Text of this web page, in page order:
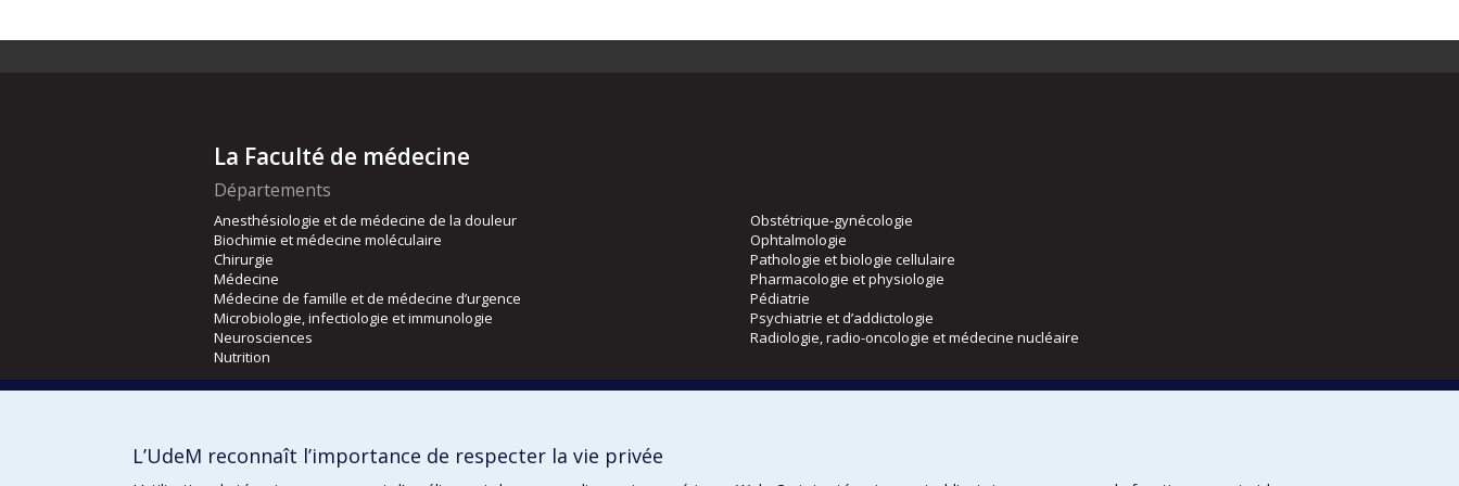
La Faculté de médecine
Départements
Anesthésiologie et de médecine de la douleur
Biochimie et médecine moléculaire
Chirurgie
Médecine
Médecine de famille et de médecine d’urgence
Microbiologie, infectiologie et immunologie
Neurosciences
Nutrition
Obstétrique-gynécologie
Ophtalmologie
Pathologie et biologie cellulaire
Pharmacologie et physiologie
Pédiatrie
Psychiatrie et d’addictologie
Radiologie, radio-oncologie et médecine nucléaire
Orthophonie et audiologie
L’UdeM reconnaît l’importance de respecter la vie privée